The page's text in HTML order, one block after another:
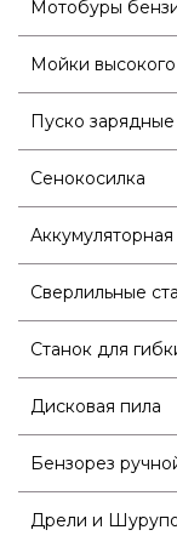
Мотобуры
Мойки
Пуско
Сенокосилка
Сверлильные
Станок для
Дисковая пила
Бензорез
Дрели и